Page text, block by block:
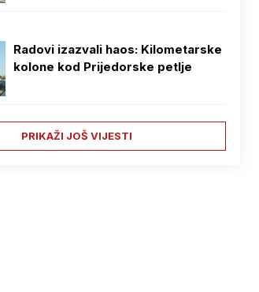
Radovi izazvali haos: Kilometarske
kolone kod Prijedorske petlje
PRIKAŽI JOŠ VIJESTI